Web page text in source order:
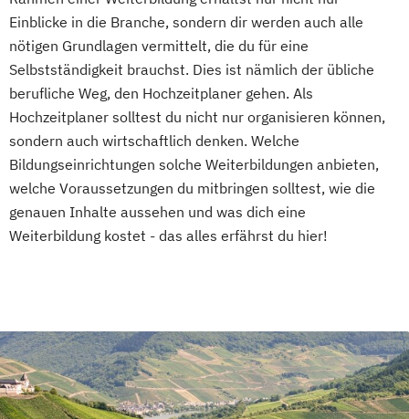
Einblicke in die Branche, sondern dir werden auch alle
nötigen Grundlagen vermittelt, die du für eine
Selbstständigkeit brauchst. Dies ist nämlich der übliche
berufliche Weg, den Hochzeitplaner gehen. Als
Hochzeitplaner solltest du nicht nur organisieren können,
sondern auch wirtschaftlich denken. Welche
Bildungseinrichtungen solche Weiterbildungen anbieten,
welche Voraussetzungen du mitbringen solltest, wie die
genauen Inhalte aussehen und was dich eine
Weiterbildung kostet - das alles erfährst du hier!